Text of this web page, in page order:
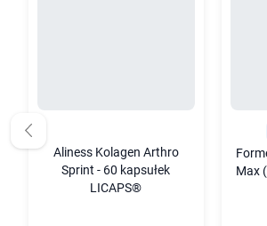
Aliness Kolagen Arthro
Sprint - 60 kapsułek
LICAPS®
Max